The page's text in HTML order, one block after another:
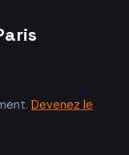
Devenez le